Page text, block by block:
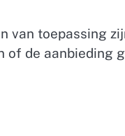
van toepassing
de aanbieding